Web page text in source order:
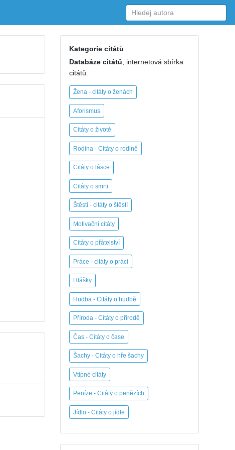
Kategorie citátů
Databáze citátů , internetová sbírka
citátů.
Žena - citáty o ženách
Aforismus
Citáty o životě
Rodina - Citáty o rodině
Citáty o lásce
Citáty o smrti
Štěstí - citáty o štěstí
Motivační citáty
Citáty o přátelství
Práce - citáty o práci
Hlášky
Hudba - Citáty o hudbě
Příroda - Citáty o přírodě
Čas - Citáty o čase
Šachy - Citáty o hře šachy
Vtipné citáty
Peníze - Citáty o penězích
Jídlo - Citáty o jídle